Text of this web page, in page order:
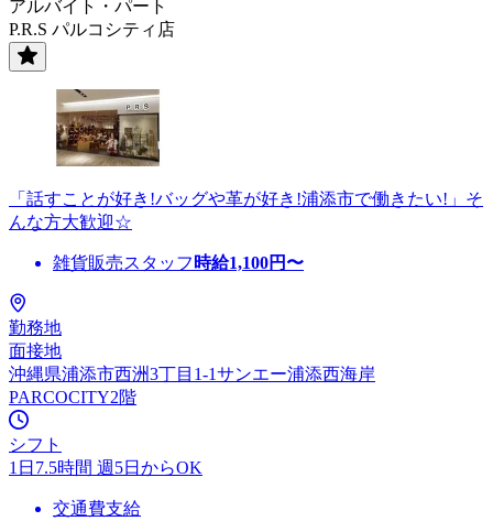
アルバイト・パート
P.R.S パルコシティ店
「話すことが好き!バッグや革が好き!浦添市で働きたい!」そ
んな方大歓迎☆
雑貨販売スタッフ 時給1,100円〜
勤務地
面接地
沖縄県浦添市西洲3丁目1-1サンエー浦添西海岸
PARCOCITY2階
シフト
1日7.5時間 週5日からOK
交通費支給